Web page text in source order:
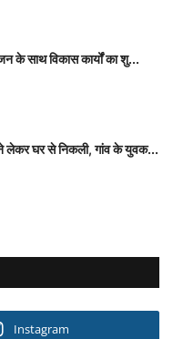
के साथ विकास कार्यों का शु...
लेकर घर से निकली, गांव के युवक...
Instagram